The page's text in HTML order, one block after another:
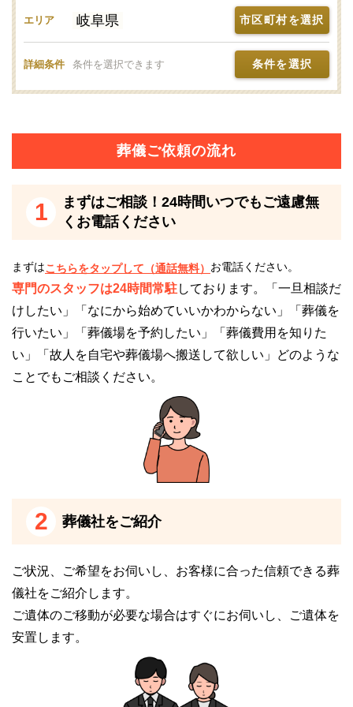
24時間受付けていますので、早朝でも深夜でもかまい
ません。
葬儀のことが何もわからなくても、お電話口でご状況
笠松町営火葬場の駐車場について
車でお越しいただけます。
越しいただくことをおすすめします。
笠松町営火葬場の火葬場について
笠松町営火葬場では火葬の際の副葬品についても注意
不燃物や爆発のおそれがあるもの、有毒ガスが発生す
るものなどは避けます。
フにご相談ください。
いる場合もお伝えください。
笠松町営火葬場の安置施設について
そのため、住宅スペースなどの何らかの理由からご遺
体の安置を希望されている方は、他の斎場を利用する
エリア 岐阜県 市区町村を選択
詳細条件 条件を選択できます 条件を選択
葬儀ご依頼の流れ
1
まずはご相談！24時間いつでもご遠慮無
くお電話ください
まずはこちらをタップして（通話無料） お電話ください。
専門のスタッフは24時間常駐しております。「一旦相談だ
けしたい」「なにから始めていいかわからない」「葬儀を
行いたい」「葬儀場を予約したい」「葬儀費用を知りた
い」「故人を自宅や葬儀場へ搬送して欲しい」どのような
ことでもご相談ください。
2 葬儀社をご紹介
ご状況、ご希望をお伺いし、お客様に合った信頼できる葬
儀社をご紹介します。
ご遺体のご移動が必要な場合はすぐにお伺いし、ご遺体を
安置します。